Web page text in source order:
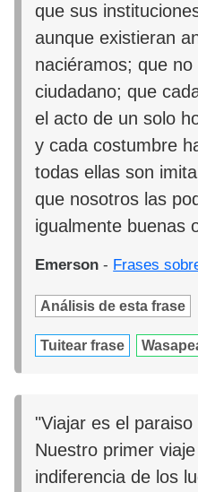
que sus
aunque existieran
naciéramos; que no
ciudadano; que
el acto de un solo
y cada costumbre
todas ellas son
que nosotros las
igualmente buenas
Emerson - Frases
Análisis de esta frase
Tuitear frase
"Viajar es el
Nuestro primer
indiferencia de los